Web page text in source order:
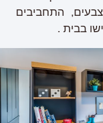
התחביבים
בבית .